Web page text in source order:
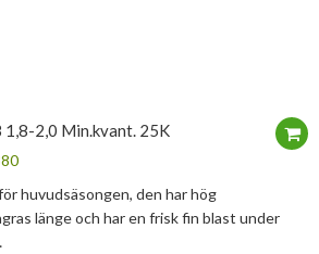
2,0 Min.kvant. 25K
huvudsäsongen, den har hög
länge och har en frisk fin blast under